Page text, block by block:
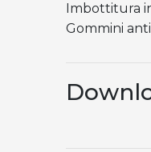
Imbottitura
Gommini